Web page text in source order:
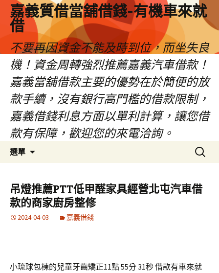
嘉義質借當舖借錢-有機車來就
借
不要再因資金不能及時到位，而坐失良
機！資金周轉強烈推薦嘉義汽車借款！
嘉義當舖借款主要的優勢在於簡便的放
款手續，沒有銀行高門檻的借款限制，
嘉義借錢利息方面以單利計算，讓您借
款有保障，歡迎您的來電洽詢。
選單
容
區
搜
尋
鍵
字:
吊燈推薦PTT低甲醛家具經營北屯汽車借
款的商家廚房整修
2024-04-03 嘉義借錢
小琉球包棟的兒童牙齒矯正11點 55分 31秒借款有車來就